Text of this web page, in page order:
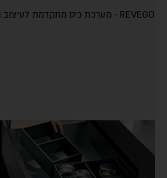
REVEGO - מערכת כיס מתקדמת לעיצוב המרחב